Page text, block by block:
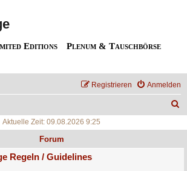
Editions
Plenum & Tauschbörse
Anmelden
Registrieren
Aktuelle Zeit: 09.08.2026 9:25
Forum
Regeln / Guidelines